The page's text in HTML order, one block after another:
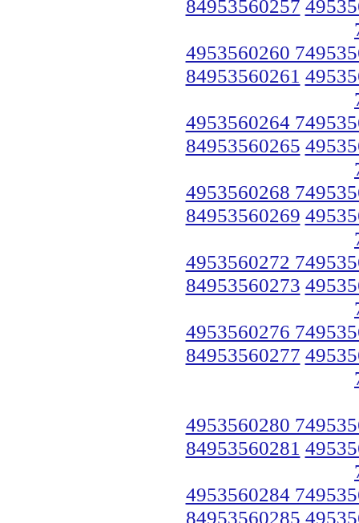
84953560257
4953560260
84953560261
4953560264
84953560265
4953560268
84953560269
4953560272
84953560273
4953560276
84953560277
4953560280
84953560281
4953560284
84953560285